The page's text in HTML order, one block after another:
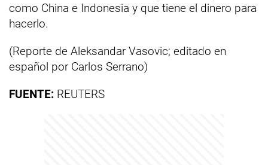
como China e Indonesia y que tiene el dinero para
hacerlo.
(Reporte de Aleksandar Vasovic; editado en
español por Carlos Serrano)
FUENTE: REUTERS